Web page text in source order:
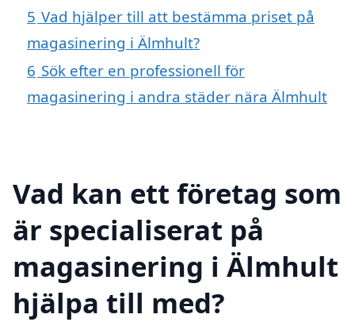
5 Vad hjälper till att bestämma priset på
magasinering i Älmhult?
6 Sök efter en professionell för
magasinering i andra städer nära Älmhult
Vad kan ett företag som
är specialiserat på
magasinering i Älmhult
hjälpa till med?